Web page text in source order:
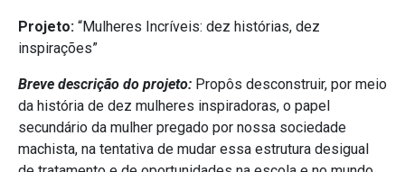
Projeto: “Mulheres Incríveis: dez histórias, dez
inspirações”
Breve descrição do projeto: Propôs desconstruir, por meio
da história de dez mulheres inspiradoras, o papel
secundário da mulher pregado por nossa sociedade
machista, na tentativa de mudar essa estrutura desigual